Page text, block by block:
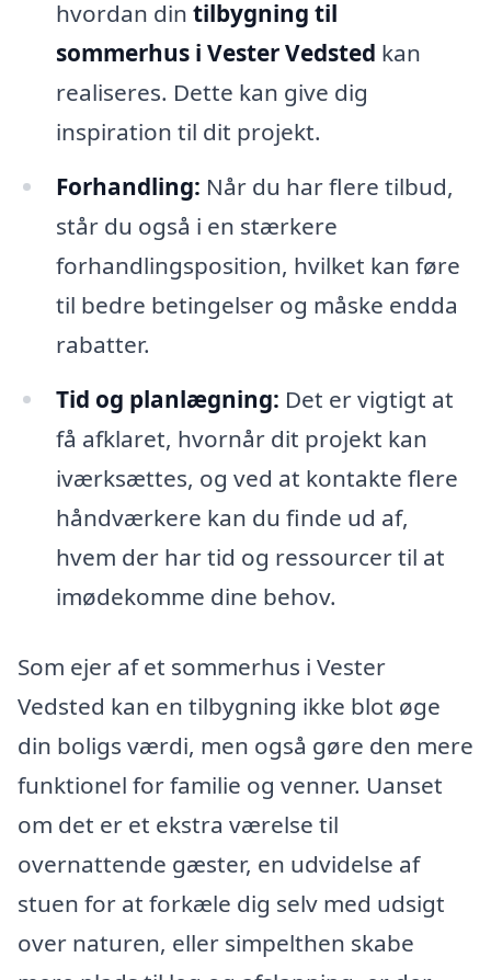
hvordan din tilbygning til
sommerhus i Vester Vedsted kan
realiseres. Dette kan give dig
inspiration til dit projekt.
Forhandling: Når du har flere tilbud,
står du også i en stærkere
forhandlingsposition, hvilket kan føre
til bedre betingelser og måske endda
rabatter.
Tid og planlægning: Det er vigtigt at
få afklaret, hvornår dit projekt kan
iværksættes, og ved at kontakte flere
håndværkere kan du finde ud af,
hvem der har tid og ressourcer til at
imødekomme dine behov.
Som ejer af et sommerhus i Vester
Vedsted kan en tilbygning ikke blot øge
din boligs værdi, men også gøre den mere
funktionel for familie og venner. Uanset
om det er et ekstra værelse til
overnattende gæster, en udvidelse af
stuen for at forkæle dig selv med udsigt
over naturen, eller simpelthen skabe